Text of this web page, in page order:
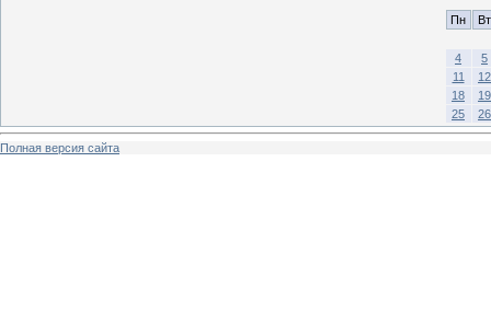
Пн Вт
4
5
11
12
18
19
25
26
Полная версия сайта